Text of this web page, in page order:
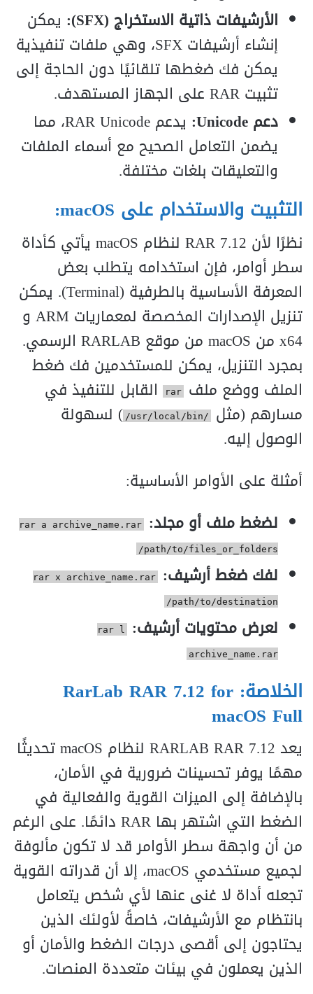
الأرشيفات ذاتية الاستخراج (SFX):
يمكن
إنشاء أرشيفات SFX، وهي ملفات تنفيذية
يمكن فك ضغطها تلقائيًا دون الحاجة إلى
تثبيت RAR على الجهاز المستهدف.
دعم Unicode:
يدعم RAR Unicode، مما
يضمن التعامل الصحيح مع أسماء الملفات
والتعليقات بلغات مختلفة.
التثبيت والاستخدام على macOS:
نظرًا لأن RAR 7.12 لنظام macOS يأتي كأداة
سطر أوامر، فإن استخدامه يتطلب بعض
المعرفة الأساسية بالطرفية (Terminal). يمكن
تنزيل الإصدارات المخصصة لمعماريات ARM و
x64 من macOS من موقع RARLAB الرسمي.
بمجرد التنزيل، يمكن للمستخدمين فك ضغط
الملف ووضع ملف
rar
القابل للتنفيذ في
مسارهم (مثل
/usr/local/bin/
) لسهولة
الوصول إليه.
أمثلة على الأوامر الأساسية:
لضغط ملف أو مجلد:
rar a archive_name.rar
/path/to/files_or_folders
لفك ضغط أرشيف: rar x archive_name.rar
/path/to/destination
لعرض محتويات أرشيف: rar l
archive_name.rar
الخلاصة: RarLab RAR 7.12 for
macOS Full
يعد RARLAB RAR 7.12 لنظام macOS تحديثًا
مهمًا يوفر تحسينات ضرورية في الأمان،
بالإضافة إلى الميزات القوية والفعالية في
الضغط التي اشتهر بها RAR دائمًا. على الرغم
من أن واجهة سطر الأوامر قد لا تكون مألوفة
لجميع مستخدمي macOS، إلا أن قدراته القوية
تجعله أداة لا غنى عنها لأي شخص يتعامل
بانتظام مع الأرشيفات، خاصةً لأولئك الذين
يحتاجون إلى أقصى درجات الضغط والأمان أو
الذين يعملون في بيئات متعددة المنصات.